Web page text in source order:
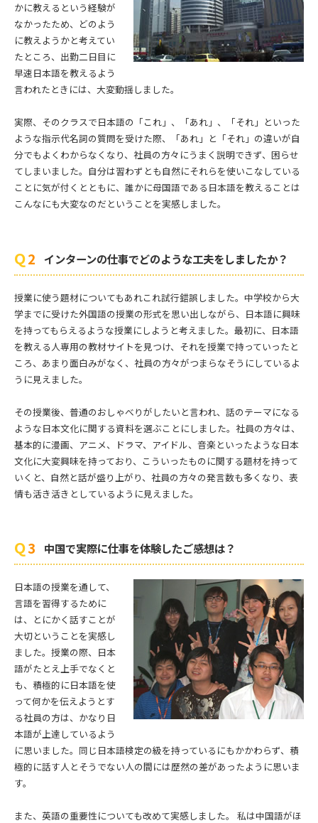
かに教えるという経験が
なかったため、どのよう
に教えようかと考えてい
たところ、出勤二日目に
早速日本語を教えるよう
言われたときには、大変動揺しました。
実際、そのクラスで日本語の「これ」、「あれ」、「それ」といった
ような指示代名詞の質問を受けた際、「あれ」と「それ」の違いが自
分でもよくわからなくなり、社員の方々にうまく説明できず、困らせ
てしまいました。自分は習わずとも自然にそれらを使いこなしている
ことに気が付くとともに、誰かに母国語である日本語を教えることは
こんなにも大変なのだということを実感しました。
インターンの仕事でどのような工夫をしましたか？
授業に使う題材についてもあれこれ試行錯誤しました。中学校から大
学までに受けた外国語の授業の形式を思い出しながら、日本語に興味
を持ってもらえるような授業にしようと考えました。最初に、日本語
を教える人専用の教材サイトを見つけ、それを授業で持っていったと
ころ、あまり面白みがなく、社員の方々がつまらなそうにしているよ
うに見えました。
その授業後、普通のおしゃべりがしたいと言われ、話のテーマになる
ような日本文化に関する資料を選ぶことにしました。社員の方々は、
基本的に漫画、アニメ、ドラマ、アイドル、音楽といったような日本
文化に大変興味を持っており、こういったものに関する題材を持って
いくと、自然と話が盛り上がり、社員の方々の発言数も多くなり、表
情も活き活きとしているように見えました。
中国で実際に仕事を体験したご感想は？
日本語の授業を通して、
言語を習得するために
は、とにかく話すことが
大切ということを実感し
ました。授業の際、日本
語がたとえ上手でなくと
も、積極的に日本語を使
って何かを伝えようとす
る社員の方は、かなり日
本語が上達しているよう
に思いました。同じ日本語検定の級を持っているにもかかわらず、積
極的に話す人とそうでない人の間には歴然の差があったように思いま
す。
また、英語の重要性についても改めて実感しました。 私は中国語がほ